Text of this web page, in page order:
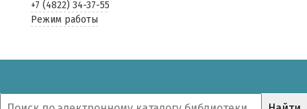
+7 (4822) 34-37-55
Режим работы